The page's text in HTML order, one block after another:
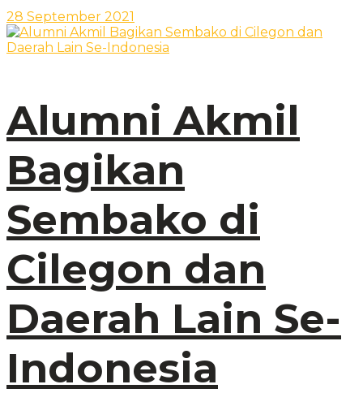
28 September 2021
Alumni Akmil
Bagikan
Sembako di
Cilegon dan
Daerah Lain Se-
Indonesia